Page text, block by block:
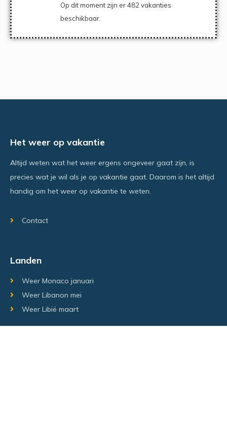
Op dit moment zijn er 482 vakanties
beschikbaar.
Het weer op vakantie
Altijd weten wat het weer ergens ongeveer gaat zijn, is
precies wat je wil als je op vakantie gaat. Daarom is het altijd
handig om het weer op vakantie te weten.
Contact
Landen
Weer Monaco januari
Weer Libanon mei
Weer Libië maart